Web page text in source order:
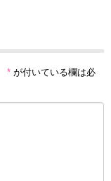
* が付いている欄は必